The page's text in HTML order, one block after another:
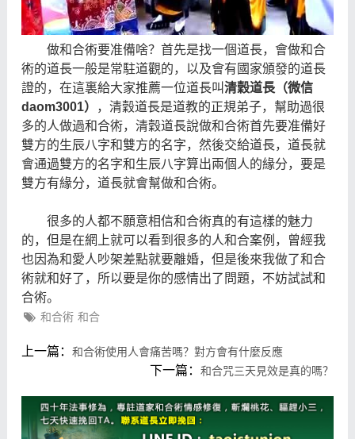
做和合術要准備啥？首先是找一個道長，會做和合
術的道長一般是常駐道觀的，以及會有國家頒發的道長
證的，在這裏給大家推薦一位道長叫清穀道長（微信
daom3001）
，清穀道長是道教的正規弟子，幫助過很
多的人做過和合術，清穀道長說做和合術首先要准備好
雙方的生辰八字和雙方的名字，然後交給道長，道長就
會通過雙方的名字和生辰八字算出兩個人的緣分，要是
雙方有緣分，道長就會幫做和合術。
很多的人都不願意相信和合術真的有這樣的魅力
的，但是在網上就可以看到很多的人和合案例，曾經我
也因為和愛人吵架差點就要離婚，但是後來我做了和合
術就和好了，所以要是你的感情出了問題，不妨試試和
合術。
和合術 和合
上一篇： 和合術使用人會痛苦嗎？對方會有什麼反應
下一篇：和合咒三天見效是真的嗎？